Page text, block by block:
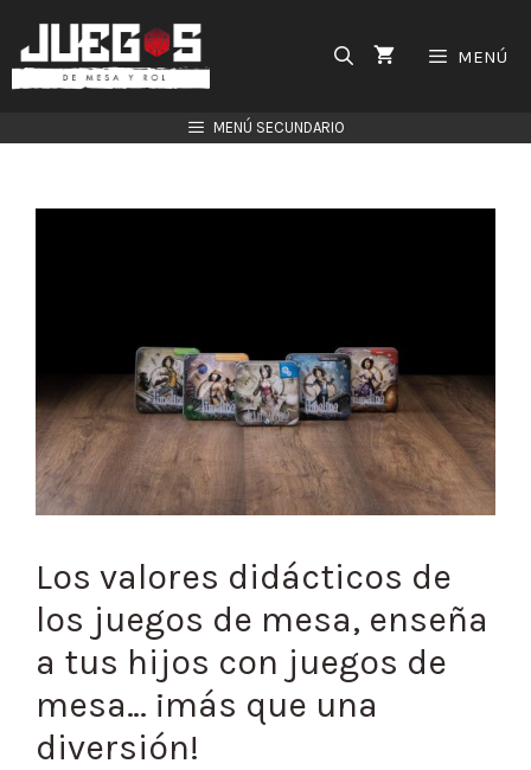
contenido
MENÚ
MENÚ SECUNDARIO
Los valores didácticos de
los juegos de mesa, enseña
a tus hijos con juegos de
mesa… ¡más que una
diversión!